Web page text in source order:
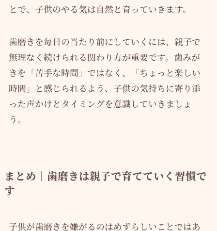
とで、子供のやる気は自然と育っていきます。
歯磨きを毎日の当たり前にしていくには、親子で
無理なく続けられる関わり方が重要です。歯みが
きを「苦手な時間」ではなく、「ちょっと楽しい
時間」と感じられるよう、子供の気持ちに寄り添
った声かけとタイミングを意識していきましょ
う。
まとめ｜歯磨きは親子で育てていく習慣で
す
子供が歯磨きを嫌がるのはめずらしいことではあ